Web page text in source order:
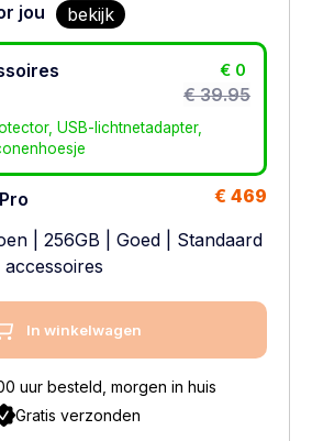
jou bekijk
€ 0
€ 39.95
USB-lichtnetadapter,
€ 469
256GB Goed
Standaard
accessoires
In winkelwagen
uur besteld, morgen in huis
Gratis verzonden